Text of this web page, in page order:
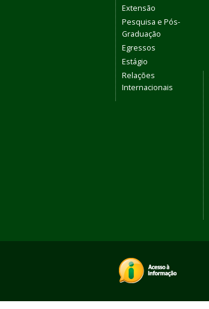
Extensão
Pesquisa e Pós-
Graduação
Egressos
Estágio
Relações
Internacionais